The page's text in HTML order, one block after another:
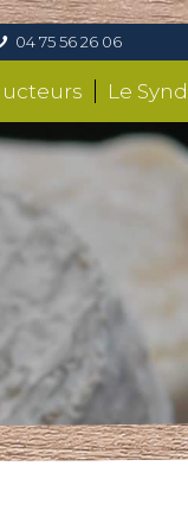
04 75 56 26 06
Le